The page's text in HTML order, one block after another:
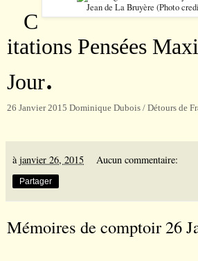
Jean de La Bruyère (Photo
C
itations Pensées
Jour.
26 Janvier 2015 Dominique Dubois / Détours de
à janvier 26, 2015 Aucun commentaire:
Partager
Mémoires de comptoir 26